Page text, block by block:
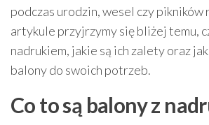
podczas urodzin, wesel czy pikników
artykule przyjrzymy się bliżej temu,
nadrukiem, jakie są ich zalety oraz
balony do swoich potrzeb.
Co to są balony z